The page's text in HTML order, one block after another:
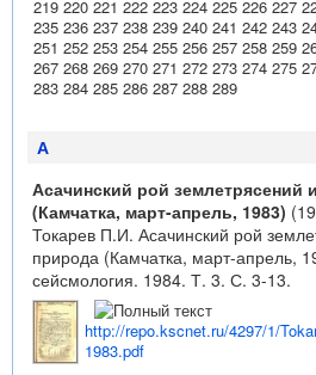
219 220 221 222 223 224 225 226 227
235 236 237 238 239 240 241 242 243
251 252 253 254 255 256 257 258 259
267 268 269 270 271 272 273 274 275
283 284 285 286 287 288 289
А
Асачинский рой землетрясений
(Камчатка, март-апрель, 1983)
Токарев П.И. Асачинский рой
природа (Камчатка, март-апрель,
сейсмология. 1984. Т. 3. С. 3-13.
http://repo.kscnet.ru/4297/1/
1983.pdf